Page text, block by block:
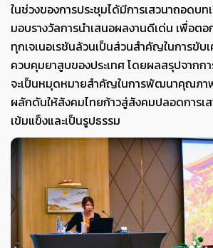
ในช่วงของการประชุมได้มีการเสวนาถอดบท
มอบรางวัลการนำเสนอผลงานดีเด่น เพื่อต
ทุกเจเนอเรชันล้วนเป็นส่วนสำคัญในการขับ
ควบคุมยาสูบของประเทศ โดยผลสรุปจากก
จะเป็นหมุดหมายสำคัญในการพัฒนาคุณภา
ผลักดันให้สังคมไทยก้าวสู่สังคมปลอดการ
เข้มแข็งและเป็นรูปธรรม